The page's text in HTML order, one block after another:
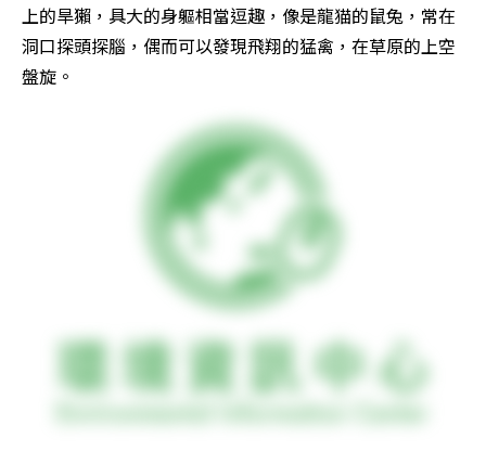
上的旱獺，具大的身軀相當逗趣，像是龍猫的鼠兔，常在
洞口探頭探腦，偶而可以發現飛翔的猛禽，在草原的上空
盤旋。